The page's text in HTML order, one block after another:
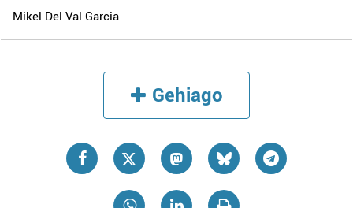
Mikel Del Val Garcia
Gehiago